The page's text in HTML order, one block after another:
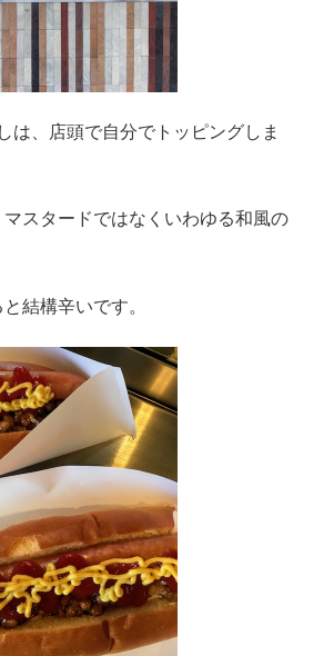
は、店頭で自分でトッピングしま
スタードではなくいわゆる和風の
結構辛いです。